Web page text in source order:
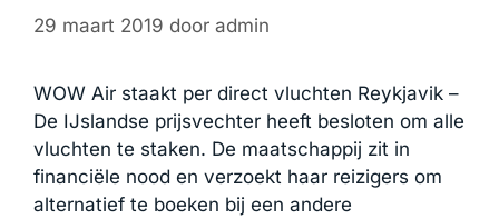
29 maart 2019 door admin
WOW Air staakt per direct vluchten Reykjavik –
De IJslandse prijsvechter heeft besloten om alle
vluchten te staken. De maatschappij zit in
financiële nood en verzoekt haar reizigers om
alternatief te boeken bij een andere